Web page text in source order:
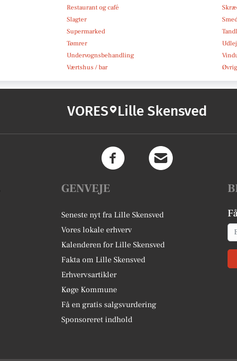
Restaurant og café
Slagter
Supermarked
Tømrer
Undervognsbehandling
Værtshus / bar
VORES Lille Skensved
GENVEJE
Seneste nyt fra Lille Skensved
Vores lokale erhverv
Kalenderen for Lille Skensved
Fakta om Lille Skensved
Erhvervsartikler
Køge Kommune
Få en gratis salgsvurdering
Sponsoreret indhold